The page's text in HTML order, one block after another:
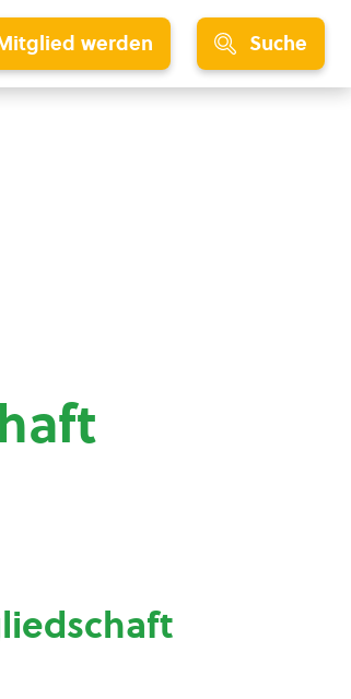
werden Suche